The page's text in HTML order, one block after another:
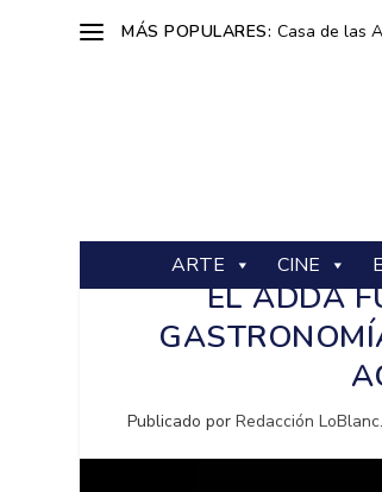
MÁS POPULARES: Casa de las
ARTE CINE
EL ADDA
Publicado porRedacción